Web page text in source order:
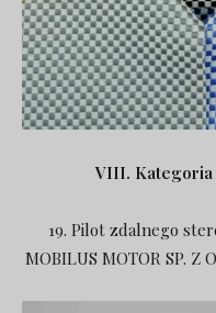
VIII. Kategoria
19. Pilot zdalnego
MOBILUS MOTOR SP. Z